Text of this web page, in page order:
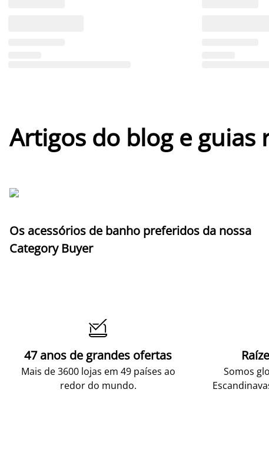
Artigos do blog e guias
Os acessórios de banho preferidos da nossa
Category Buyer

47 anos de grandes ofertas
Mais de 3600 lojas em 49 países ao
redor do mundo.
Somos